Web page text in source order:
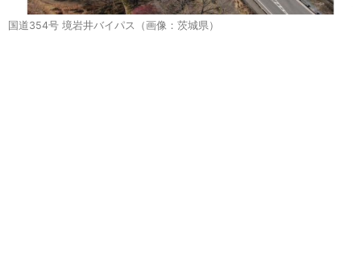
国道354号 境岩井バイパス（画像：茨城県）